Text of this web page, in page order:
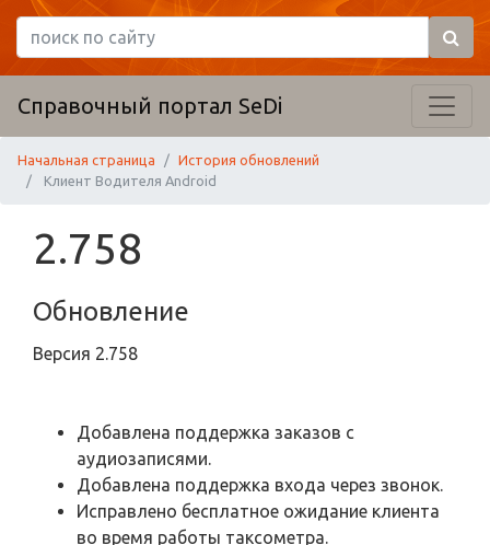
Справочный портал SeDi
Начальная страница
История обновлений
Клиент Водителя Android
2.758
Обновление
Версия 2.758
Добавлена поддержка заказов с
аудиозаписями.
Добавлена поддержка входа через звонок.
Исправлено бесплатное ожидание клиента
во время работы таксометра.